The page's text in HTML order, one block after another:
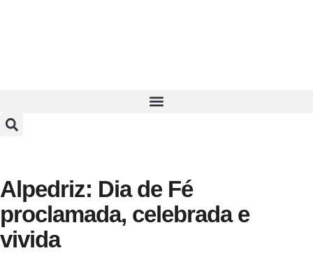
Alpedriz: Dia de Fé
proclamada, celebrada e
vivida